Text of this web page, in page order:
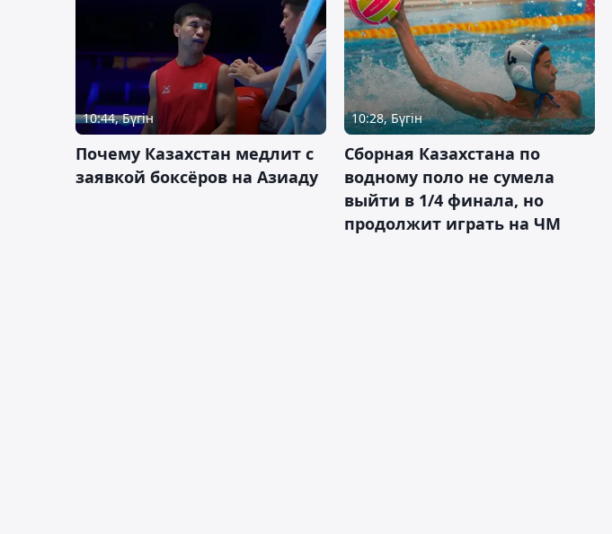
10:44, Бүгін
Почему Казахстан медлит с
заявкой боксёров на Азиаду
10:28, Бүгін
Сборная Казахстана по
водному поло не сумела
выйти в 1/4 финала, но
продолжит играть на ЧМ